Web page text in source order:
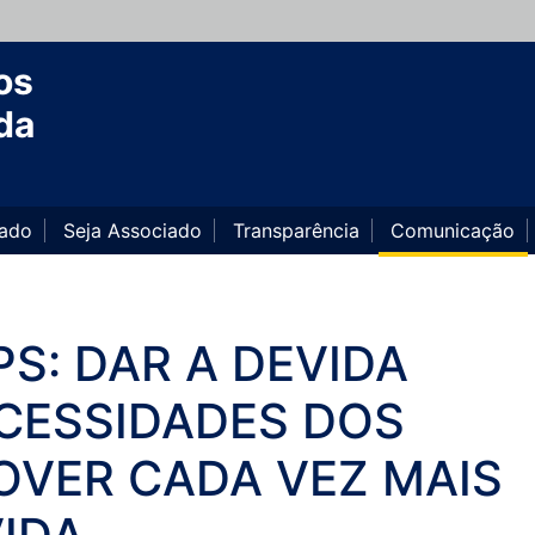
Seja Associado Transparência Comunicação
DAR A DEVIDA
DOS
CADA VEZ MAIS